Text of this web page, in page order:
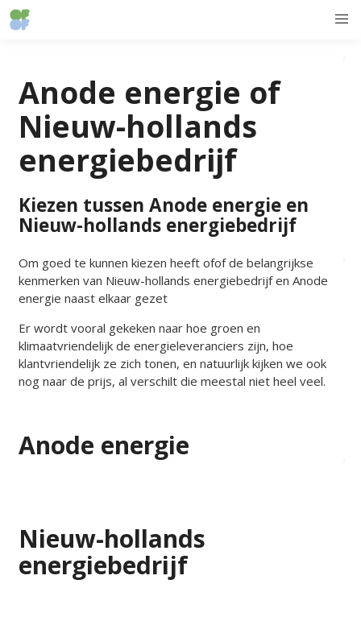
Anode energie of
Nieuw-hollands
energiebedrijf
Kiezen tussen Anode energie en
Nieuw-hollands energiebedrijf
Om goed te kunnen kiezen heeft ofof de belangrijkse
kenmerken van Nieuw-hollands energiebedrijf en Anode
energie naast elkaar gezet
Er wordt vooral gekeken naar hoe groen en
klimaatvriendelijk de energieleveranciers zijn, hoe
klantvriendelijk ze zich tonen, en natuurlijk kijken we ook
nog naar de prijs, al verschilt die meestal niet heel veel.
Anode energie
Nieuw-hollands
energiebedrijf